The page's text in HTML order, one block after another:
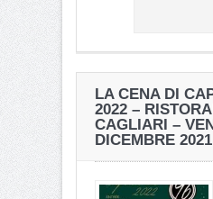
LA CENA DI
2022 –
CAGLIARI –
DICEMBRE 2021